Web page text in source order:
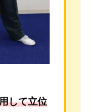
して立位